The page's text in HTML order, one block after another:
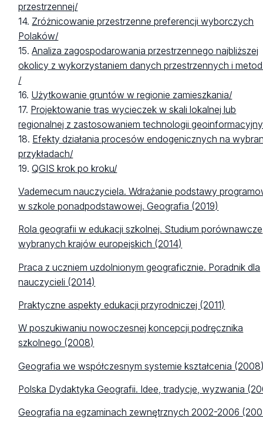
przestrzennej/
14. Zróżnicowanie przestrzenne preferencji wyborczych
Polaków/
15.Analiza zagospodarowania przestrzennego najbliższej
okolicy z wykorzystaniem danych przestrzennych i
/
16. Użytkowanie gruntów w regionie zamieszkania/
17. Projektowanie tras wycieczek w skali lokalnej lub
regionalnej z zastosowaniem technologii
18. Efekty działania procesów endogenicznych na
przykładach/
19.QGIS krok po kroku/
Vademecum nauczyciela. Wdrażanie podstawy
w szkole ponadpodstawowej. Geografia (2019)
Rola geografii w edukacji szkolnej. Studium porównawcze
wybranych krajów europejskich (2014)
Praca z uczniem uzdolnionym geograficznie. Poradnik dla
nauczycieli (2014)
Praktyczne aspekty edukacji przyrodniczej (2011)
W poszukiwaniu nowoczesnej koncepcji podręcznika
szkolnego (2008)
Geografia we współczesnym systemie kształcenia
Polska Dydaktyka Geografii. Idee, tradycje, wyzwania
Geografia na egzaminach zewnętrznych 2002-2006